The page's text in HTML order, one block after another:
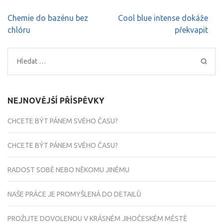
Navigace
pro
Chemie do bazénu bez
chlóru
Cool blue intense dokáže
překvapit
Vyhledávání
NEJNOVĚJŠÍ PŘÍSPĚVKY
CHCETE BÝT PÁNEM SVÉHO ČASU?
CHCETE BÝT PÁNEM SVÉHO ČASU?
RADOST SOBĚ NEBO NĚKOMU JINÉMU
NAŠE PRÁCE JE PROMYŠLENÁ DO DETAILŮ
PROŽIJTE DOVOLENOU V KRÁSNÉM JIHOČESKÉM MĚSTĚ